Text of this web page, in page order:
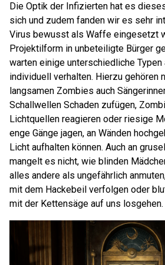
Die Optik der Infizierten hat es
sich und zudem fanden wir es sehr
Virus bewusst als Waffe eingesetzt
Projektilform in unbeteiligte Bürger
warten einige unterschiedliche
individuell verhalten. Hierzu gehören
langsamen Zombies auch
Schallwellen Schaden zufügen,
Lichtquellen reagieren oder riesige
enge Gänge jagen, an Wänden
Licht aufhalten können. Auch an
mangelt es nicht, wie blinden
alles andere als ungefährlich
mit dem Hackebeil verfolgen oder
mit der Kettensäge auf uns losgehen.